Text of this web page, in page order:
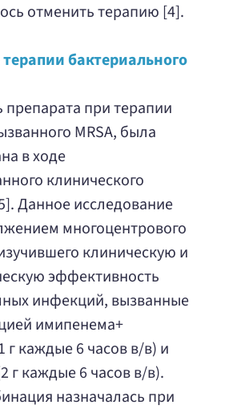
отменить терапию [4].
бактериального
при терапии
MRSA, была
в ходе
клинического
Данное исследование
многоцентрового
клиническую и
эффективность
инфекций, вызванные
имипенема+
г каждые 6 часов в/в) и
каждые 6 часов в/в).
назначалась при